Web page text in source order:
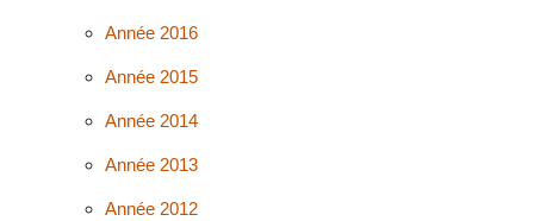
Année 2016
Année 2015
Année 2014
Année 2013
Année 2012